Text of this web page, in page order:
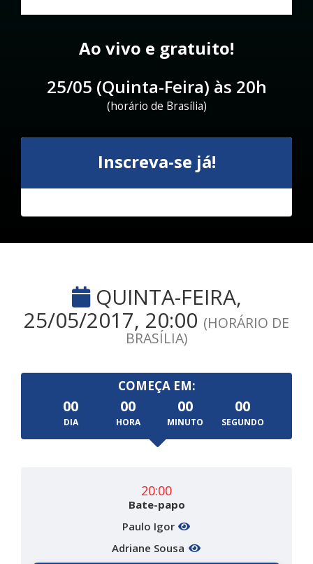
Ao vivo e gratuito!
25/05 (Quinta-Feira) às 20h
(horário de Brasília)
Inscreva-se já!
QUINTA-FEIRA,
25/05/2017, 20:00 (HORÁRIO DE
BRASÍLIA)
COMEÇA EM:
00
DIA
00
HORA
00
MINUTO
00
SEGUNDO
20:00
Bate-papo
Paulo Igor
Adriane Sousa